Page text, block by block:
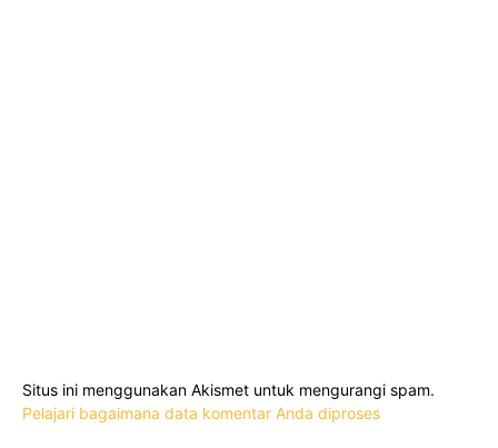
Situs ini menggunakan Akismet untuk mengurangi spam.
Pelajari bagaimana data komentar Anda diproses